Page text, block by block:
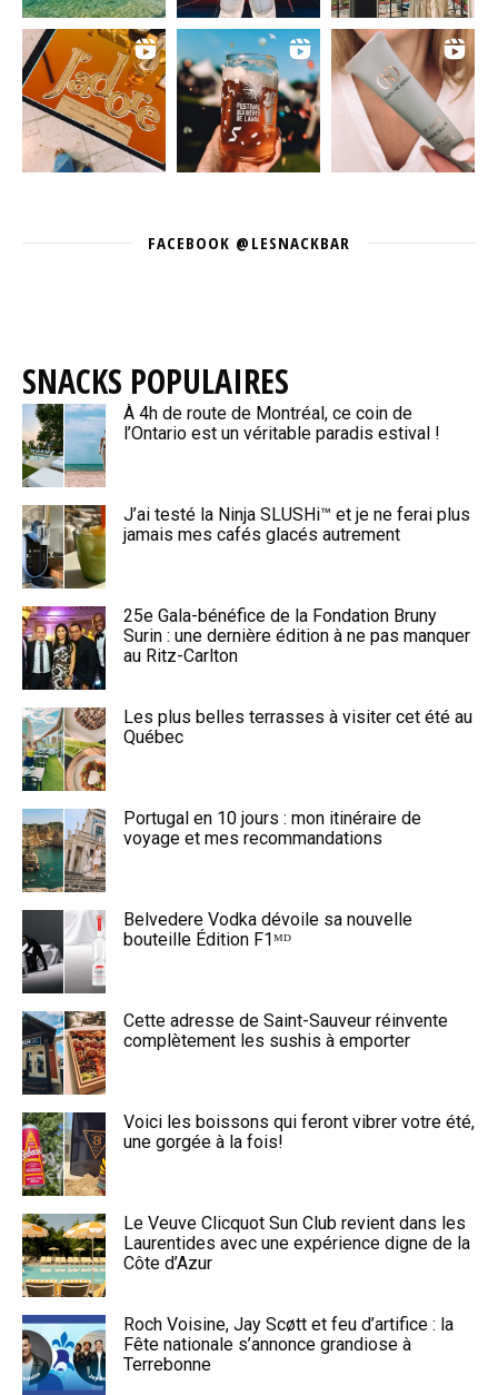
FACEBOOK @LESNACKBAR
SNACKS POPULAIRES
À 4h de route de Montréal, ce coin de
l’Ontario est un véritable paradis estival !
J’ai testé la Ninja SLUSHi™ et je ne ferai plus
jamais mes cafés glacés autrement
25e Gala-bénéfice de la Fondation Bruny
Surin : une dernière édition à ne pas manquer
au Ritz-Carlton
Les plus belles terrasses à visiter cet été au
Québec
Portugal en 10 jours : mon itinéraire de
voyage et mes recommandations
Belvedere Vodka dévoile sa nouvelle
bouteille Édition F1ᴹᴰ
Cette adresse de Saint-Sauveur réinvente
complètement les sushis à emporter
Voici les boissons qui feront vibrer votre été,
une gorgée à la fois!
Le Veuve Clicquot Sun Club revient dans les
Laurentides avec une expérience digne de la
Côte d’Azur
Roch Voisine, Jay Scøtt et feu d’artifice : la
Fête nationale s’annonce grandiose à
Terrebonne